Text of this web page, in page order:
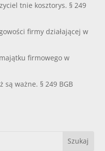
tnie kosztorys. § 249
firmy działającej w
firmowego w
są ważne. § 249 BGB